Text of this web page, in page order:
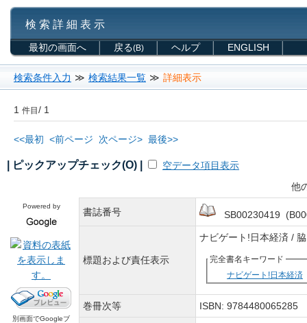
検 索 詳 細 表 示
最初の画面へ 戻る(B) ヘルプ ENGLISH
検索条件入力 ≫ 検索結果一覧 ≫ 詳細表示
1 件目/ 1
<<最初 <前ページ 次ページ> 最後>>
| ピックアップチェック(O) |
空データ項目表示
他
Powered by
別画面でGoogleブ
書誌番号 SB00230419
標題および責任表示
ナビゲート!日本経済
完全書名キーワード
ナビゲート!日本経済
巻冊次等 ISBN: 9784480065285